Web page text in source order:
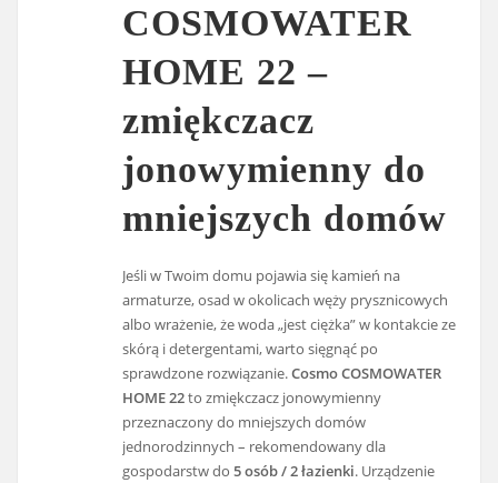
COSMOWATER
HOME 22 –
zmiękczacz
jonowymienny do
mniejszych domów
Jeśli w Twoim domu pojawia się kamień na
armaturze, osad w okolicach węży prysznicowych
albo wrażenie, że woda „jest ciężka” w kontakcie ze
skórą i detergentami, warto sięgnąć po
sprawdzone rozwiązanie.Cosmo COSMOWATER
HOME 22to zmiękczacz jonowymienny
przeznaczony do mniejszych domów
jednorodzinnych – rekomendowany dla
gospodarstw do5 osób / 2 łazienki. Urządzenie